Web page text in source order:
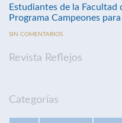
Estudiantes de la
Programa Campeones
SIN COMENTARIOS
Revista Reflejos
Categorías